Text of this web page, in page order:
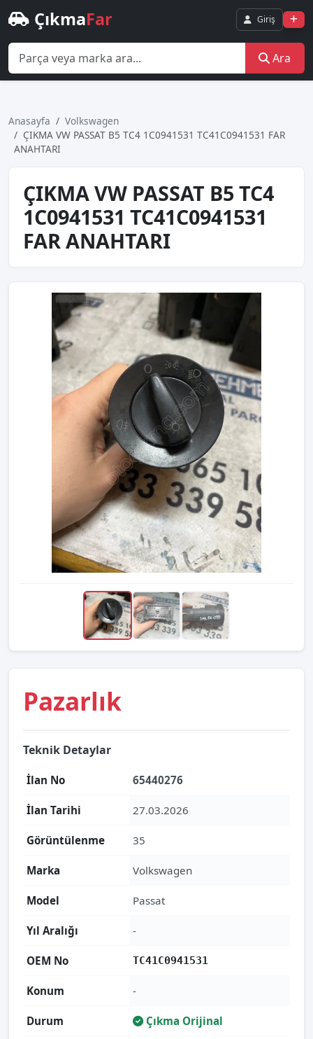
ÇıkmaFar Giriş
Ara
Anasayfa
Volkswagen
ÇIKMA VW PASSAT B5 TC4 1C0941531 TC41C0941531 FAR
ANAHTARI
ÇIKMA VW PASSAT B5 TC4
1C0941531 TC41C0941531
FAR ANAHTARI
Pazarlık
Teknik Detaylar
İlan No 65440276
İlan Tarihi 27.03.2026
Görüntülenme 35
Marka Volkswagen
Model Passat
Yıl Aralığı -
OEM No TC41C0941531
Konum -
Durum Çıkma Orijinal